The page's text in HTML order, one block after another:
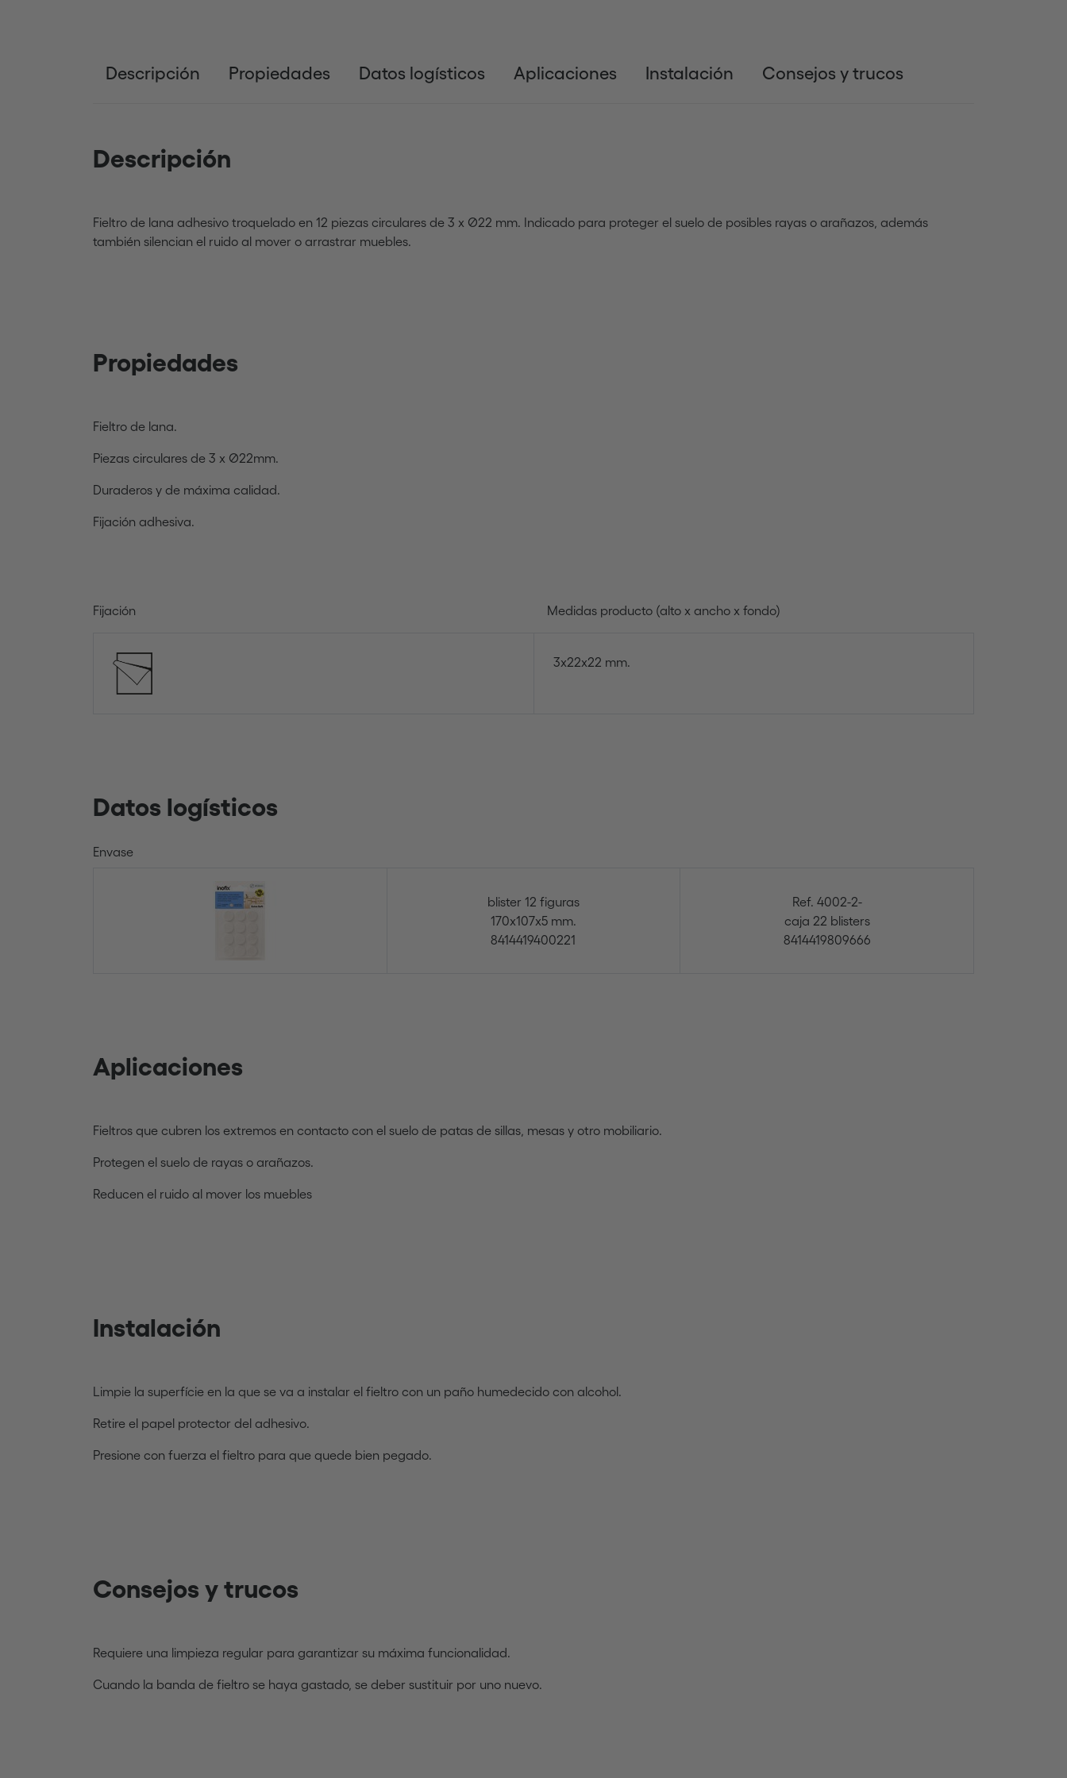
Descripción Propiedades Datos logísticos Aplicaciones Instalación Consejos y trucos
Descripción
Fieltro de lana adhesivo troquelado en 12 piezas circulares de 3 x Ø22 mm. Indicado para proteger el suelo de posibles rayas o arañazos, además
también silencian el ruido al mover o arrastrar muebles.
Propiedades
Fieltro de lana.
Piezas circulares de 3 x Ø22mm.
Duraderos y de máxima calidad.
Fijación adhesiva.
Fijación Medidas producto (alto x ancho x fondo)
3x22x22 mm.
Datos logísticos
Envase
blister 12 figuras
170x107x5 mm.
8414419400221
Ref. 4002-2-
caja 22 blisters
8414419809666
Aplicaciones
Fieltros que cubren los extremos en contacto con el suelo de patas de sillas, mesas y otro mobiliario.
Protegen el suelo de rayas o arañazos.
Reducen el ruido al mover los muebles
Instalación
Limpie la superfície en la que se va a instalar el fieltro con un paño humedecido con alcohol.
Retire el papel protector del adhesivo.
Presione con fuerza el fieltro para que quede bien pegado.
Consejos y trucos
Requiere una limpieza regular para garantizar su máxima funcionalidad.
Cuando la banda de fieltro se haya gastado, se deber sustituir por uno nuevo.